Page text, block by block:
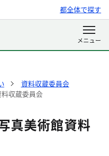
都全体で探す
資料収蔵委員会
収蔵委員会
真美術館資料